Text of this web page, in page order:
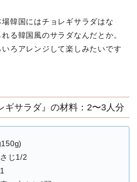
韓国にはチョレギサラダはな
る韓国風のサラダなんだとか。
ろアレンジして楽しみたいです
ギサラダ』の材料：2〜3人分
じ1/2